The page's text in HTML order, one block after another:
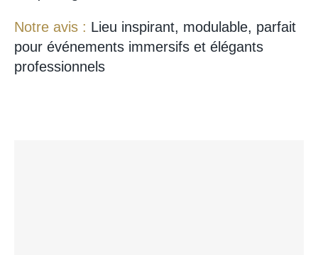
Notre avis : Lieu inspirant, modulable, parfait
pour événements immersifs et élégants
professionnels